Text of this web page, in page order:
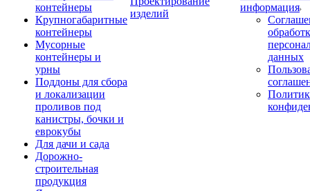
контейнеры
Крупногабаритные
контейнеры
Мусорные
контейнеры и
урны
Поддоны для сбора
и локализации
проливов под
канистры, бочки и
еврокубы
Для дачи и сада
Дорожно-
строительная
продукция
изделий
информация
данных